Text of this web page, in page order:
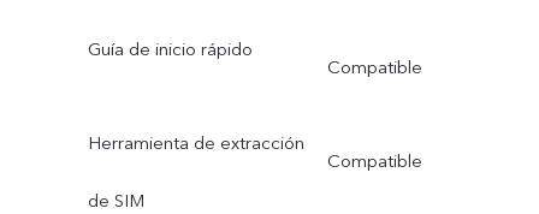
Guía de inicio rápido
Compatible
Herramienta de extracción
de SIM
Compatible